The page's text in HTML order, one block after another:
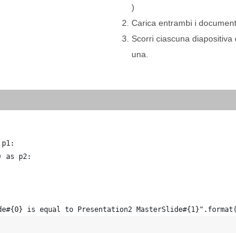
)
Carica entrambi i
Scorri ciascuna
una.
as p2:
is equal to Presentation2